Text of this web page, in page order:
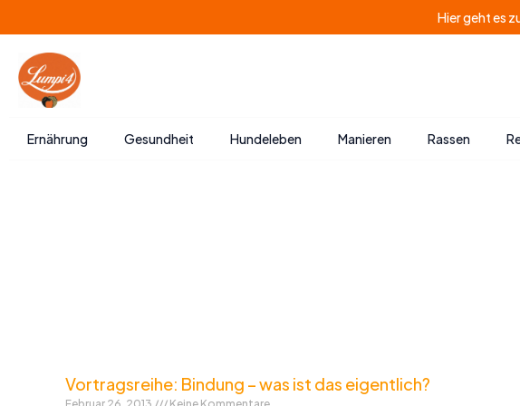
Inhalt
springen
Hier geht es
Ernährung Gesundheit Hundeleben Manieren Rassen
Vortragsreihe: Bindung – was ist das eigentlich?